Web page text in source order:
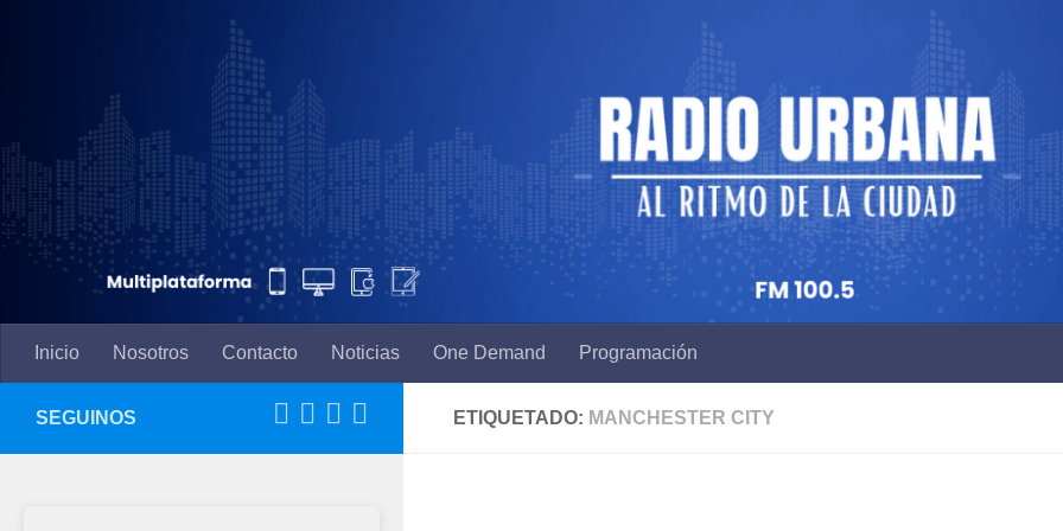
Inicio Nosotros Contacto Noticias One Demand Programación
ETIQUETADO: MANCHESTER CITY
SEGUINOS